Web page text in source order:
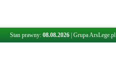
Stan prawny: 08.08.2026 Grupa ArsLege.pl